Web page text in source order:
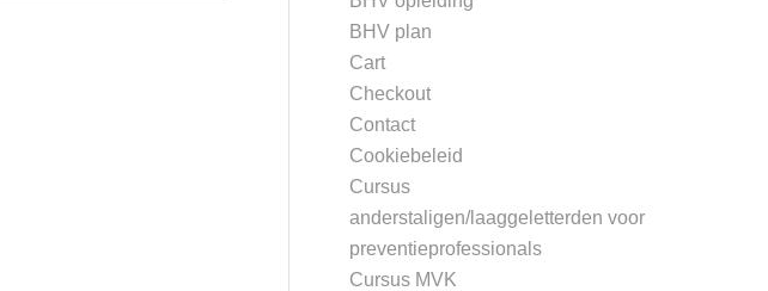
BHV plan
Cart
Checkout
Contact
Cookiebeleid
Cursus
anderstaligen/laaggeletterden voor
preventieprofessionals
Cursus MVK